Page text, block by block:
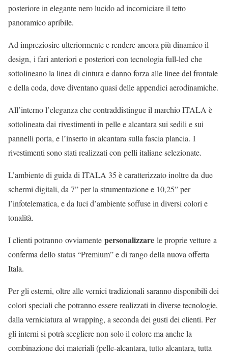
posteriore in elegante nero lucido ad incorniciare il tetto
panoramico apribile.
Ad impreziosire ulteriormente e rendere ancora più dinamico il
design, i fari anteriori e posteriori con tecnologia full-led che
sottolineano la linea di cintura e danno forza alle linee del frontale
e della coda, dove diventano quasi delle appendici aerodinamiche.
All’interno l’eleganza che contraddistingue il marchio ITALA è
sottolineata dai rivestimenti in pelle e alcantara sui sedili e sui
pannelli porta, e l’inserto in alcantara sulla fascia plancia. I
rivestimenti sono stati realizzati con pelli italiane selezionate.
L’ambiente di guida di ITALA 35 è caratterizzato inoltre da due
schermi digitali, da 7” per la strumentazione e 10,25” per
l’infotelematica, e da luci d’ambiente soffuse in diversi colori e
tonalità.
I clienti potranno ovviamente personalizzare le proprie vetture a
conferma dello status “Premium” e di rango della nuova offerta
Itala.
Per gli esterni, oltre alle vernici tradizionali saranno disponibili dei
colori speciali che potranno essere realizzati in diverse tecnologie,
dalla verniciatura al wrapping, a seconda dei gusti dei clienti. Per
gli interni si potrà scegliere non solo il colore ma anche la
combinazione dei materiali (pelle-alcantara, tutto alcantara, tutta